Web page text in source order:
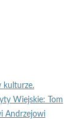
kulturze.
Wiejskie: Tom
Andrzejowi